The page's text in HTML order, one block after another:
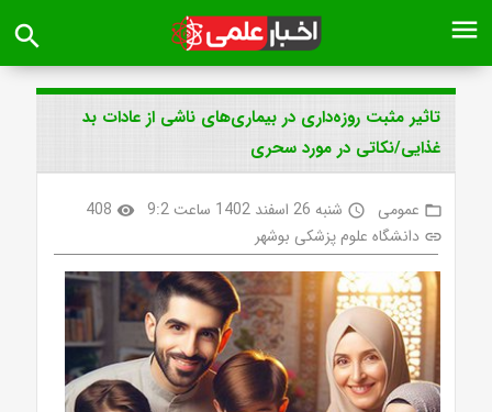
menu
search
تاثیر مثبت روزه‌داری در بیماری‌های ناشی از عادات بد
غذایی/نکاتی در مورد سحری
folder_open عمومی access_time شنبه 26 اسفند 1402 ساعت 9:2 visibility
408
link دانشگاه علوم پزشکی بوشهر